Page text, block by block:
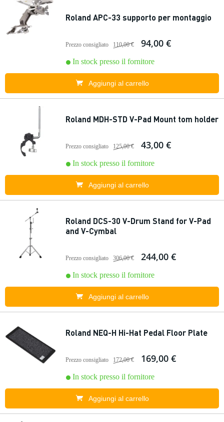
Roland APC-33 supporto per montaggio
Prezzo consigliato 110,00 € 94,00 €
In stock presso il fornitore
Aggiungi al carrello
Roland MDH-STD V-Pad Mount tom holder
Prezzo consigliato 125,00 € 43,00 €
In stock presso il fornitore
Aggiungi al carrello
Roland DCS-30 V-Drum Stand for V-Pad
and V-Cymbal
Prezzo consigliato 306,00 € 244,00 €
In stock presso il fornitore
Aggiungi al carrello
Roland NEQ-H Hi-Hat Pedal Floor Plate
Prezzo consigliato 172,00 € 169,00 €
In stock presso il fornitore
Aggiungi al carrello